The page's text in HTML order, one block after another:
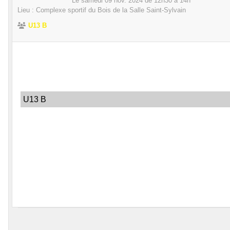
Lieu : Complexe sportif du Bois de la Salle Saint-Sylvain
U13 B
U13 B